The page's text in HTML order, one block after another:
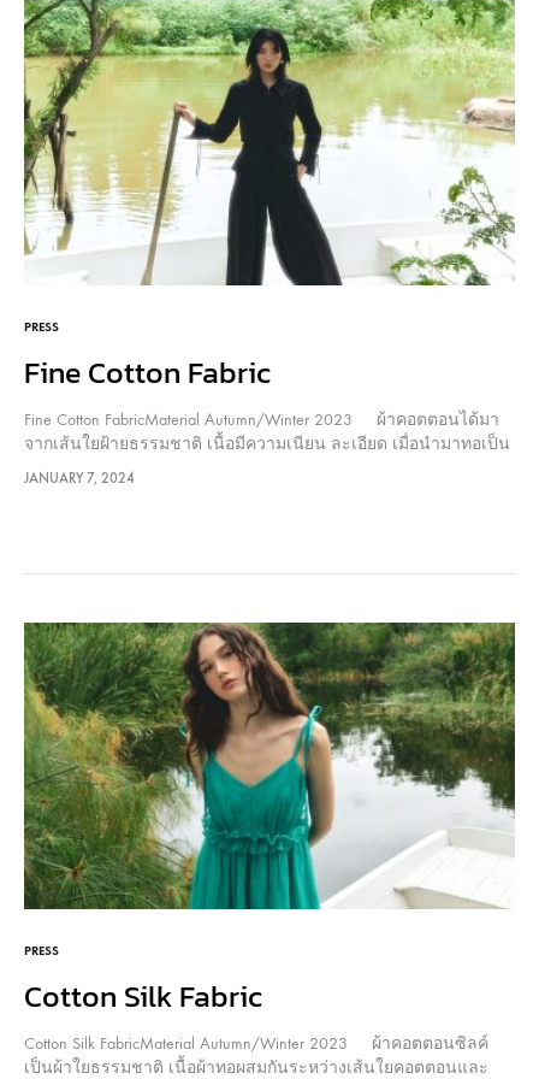
PRESS
Fine Cotton Fabric
Fine Cotton FabricMaterial Autumn/Winter 2023 ผ้าคอตตอนได้มา
จากเส้นใยฝ้ายธรรมชาติ เนื้อมีความเนียน ละเอียด เมื่อนำมาทอเป็น
ผืนจะมีความแน่น และแข็งแรงขึ้น ลักษณะเนื้อผ้าไม่หนาหรือบางจน
เกินไป เป็นเส้นใยธรรมชาติที่ได้รับความนิยมมากที่สุด จุดเด่นหลัก
JANUARY 7, 2024
PRESS
Cotton Silk Fabric
Cotton Silk FabricMaterial Autumn/Winter 2023 ผ้าคอตตอนซิลค์
เป็นผ้าใยธรรมชาติ เนื้อผ้าทอผสมกันระหว่างเส้นใยคอตตอนและ